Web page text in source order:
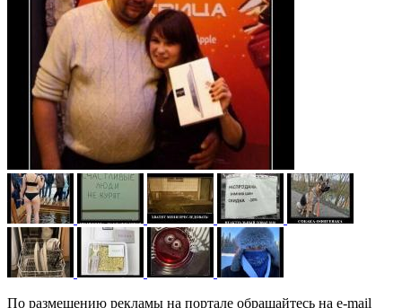
По размещению рекламы на портале обращайтесь на e-mail